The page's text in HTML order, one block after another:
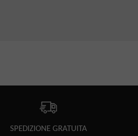
SPEDIZIONEGRATUITA